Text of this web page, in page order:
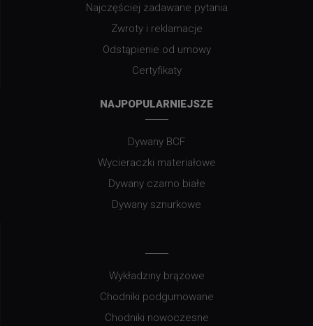
Najczęściej zadawane pytania
Zwroty i reklamacje
Odstąpienie od umowy
Certyfikaty
NAJPOPULARNIEJSZE
Dywany BCF
Wycieraczki materiałowe
Dywany czarno białe
Dywany sznurkowe
Wykładziny brązowe
Chodniki podgumowane
Chodniki nowoczesne